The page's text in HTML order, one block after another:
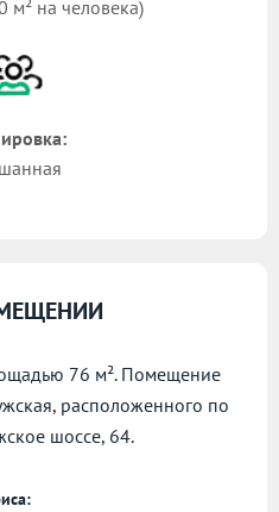
м² на человека)
76 м². Помещение
расположенного по
шоссе, 64.